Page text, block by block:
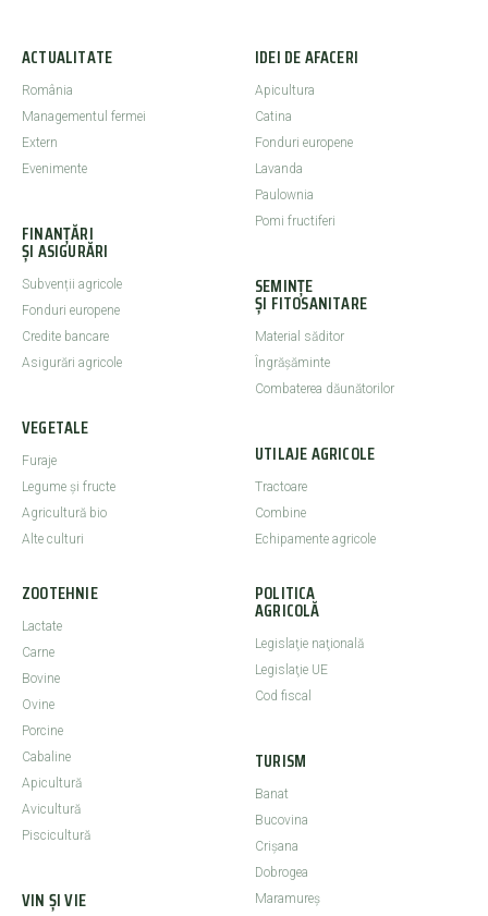
ACTUALITATE
România
Managementul fermei
Extern
Evenimente
FINANȚĂRI
ȘI ASIGURĂRI
Subvenții agricole
Fonduri europene
Credite bancare
Asigurări agricole
VEGETALE
Furaje
Legume şi fructe
Agricultură bio
Alte culturi
IDEI DE AFACERI
Apicultura
Catina
Fonduri europene
Lavanda
Paulownia
Pomi fructiferi
SEMINȚE
ȘI FITOSANITARE
Material săditor
Îngrășăminte
Combaterea dăunătorilor
UTILAJE AGRICOLE
Tractoare
Combine
Echipamente agricole
ZOOTEHNIE
Lactate
Carne
Bovine
Ovine
Porcine
Cabaline
Apicultură
Avicultură
Piscicultură
VIN ȘI VIE
POLITICA
AGRICOLĂ
Legislaţie naţională
Legislaţie UE
Cod fiscal
TURISM
Banat
Bucovina
Crişana
Dobrogea
Maramureş